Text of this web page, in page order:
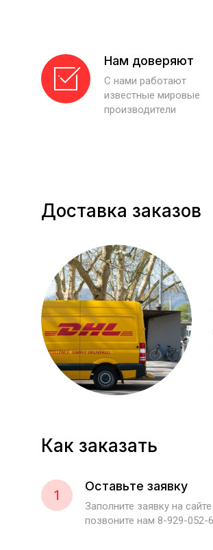
Нам доверяют
С нами работают
известные мировые
производители
Доставка заказов
Как заказать
1
Оставьте заявку
Заполните заявку на
позвоните нам 8-929-052-